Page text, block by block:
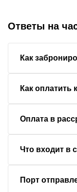
Ответы на
Как
Как оплатить
Оплата в
Что входит в
Порт